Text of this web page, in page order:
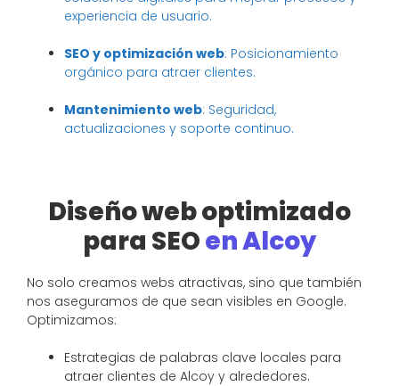
experiencia de usuario.
SEO y optimización web: Posicionamiento
orgánico para atraer clientes.
Mantenimiento web: Seguridad,
actualizaciones y soporte continuo.
Diseño web optimizado
para SEOen Alcoy
No solo creamos webs atractivas, sino que también
nos aseguramos de que sean visibles en Google.
Optimizamos:
Estrategias de palabras clave locales para
atraer clientes de Alcoy y alrededores.